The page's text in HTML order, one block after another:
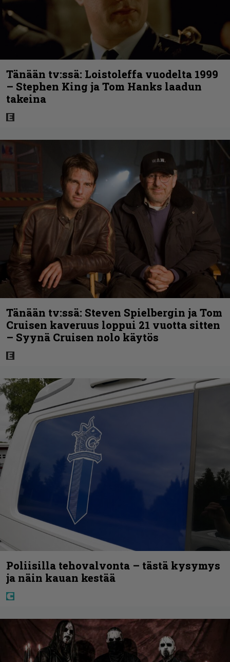
Tänään tv:ssä: Loistoleffa vuodelta 1999
– Stephen King ja Tom Hanks laadun
takeina
Tänään tv:ssä: Steven Spielbergin ja Tom
Cruisen kaveruus loppui 21 vuotta sitten
– Syynä Cruisen nolo käytös
Poliisilla tehovalvonta – tästä kysymys
ja näin kauan kestää